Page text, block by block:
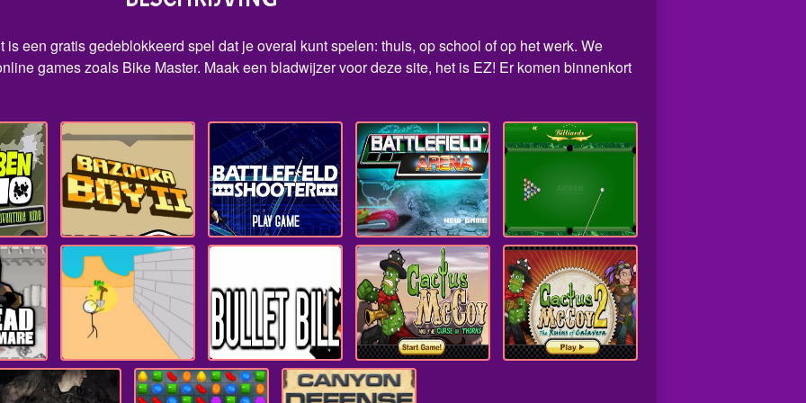
een gratis gedeblokkeerd spel dat je overal kunt spelen: thuis, op school of op het werk. We
games zoals Bike Master. Maak een bladwijzer voor deze site, het is EZ! Er komen binnenkort